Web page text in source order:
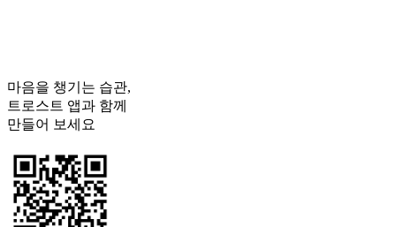
마음을 챙기는 습관,
트로스트 앱과 함께
만들어 보세요